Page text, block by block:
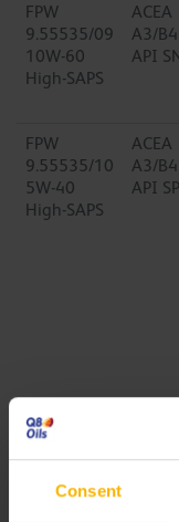
Consent
FPW
9.55535/09
10W-60
High-SAPS
ACEA
A3/B4
API
FPW
9.55535/10
5W-40
High-SAPS
ACEA
A3/B4
API SP
Tijdschema
De invoering